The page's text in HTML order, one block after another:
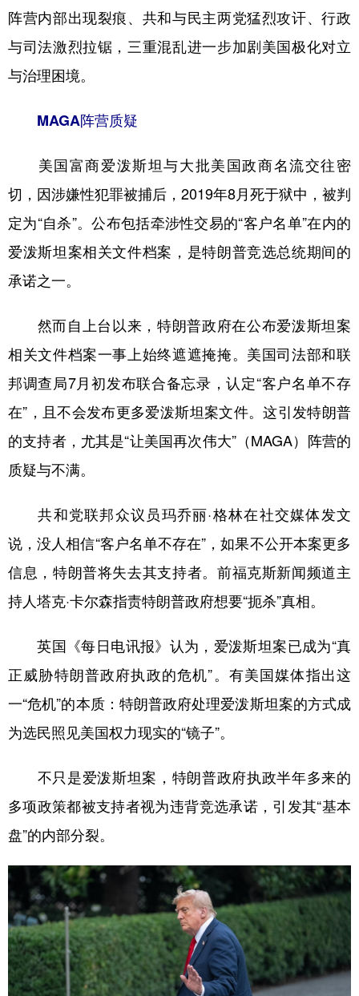
Deutsch Português
阵营内部出现裂痕、共和与民主两党猛烈攻讦、行政
与司法激烈拉锯，三重混乱进一步加剧美国极化对立
与治理困境。
MAGA阵营质疑
美国富商爱泼斯坦与大批美国政商名流交往密
切，因涉嫌性犯罪被捕后，2019年8月死于狱中，被判
定为“自杀”。公布包括牵涉性交易的“客户名单”在内的
爱泼斯坦案相关文件档案，是特朗普竞选总统期间的
承诺之一。
然而自上台以来，特朗普政府在公布爱泼斯坦案
相关文件档案一事上始终遮遮掩掩。美国司法部和联
邦调查局7月初发布联合备忘录，认定“客户名单不存
在”，且不会发布更多爱泼斯坦案文件。这引发特朗普
的支持者，尤其是“让美国再次伟大”（MAGA）阵营的
质疑与不满。
共和党联邦众议员玛乔丽·格林在社交媒体发文
说，没人相信“客户名单不存在”，如果不公开本案更多
信息，特朗普将失去其支持者。前福克斯新闻频道主
持人塔克·卡尔森指责特朗普政府想要“扼杀”真相。
英国《每日电讯报》认为，爱泼斯坦案已成为“真
正威胁特朗普政府执政的危机”。有美国媒体指出这
一“危机”的本质：特朗普政府处理爱泼斯坦案的方式成
为选民照见美国权力现实的“镜子”。
不只是爱泼斯坦案，特朗普政府执政半年多来的
多项政策都被支持者视为违背竞选承诺，引发其“基本
盘”的内部分裂。